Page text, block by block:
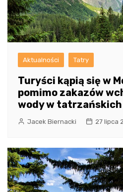
Aktualności Tatry
Turyści kąpią się w
pomimo zakazów
wody w
Jacek Biernacki 27 lipca